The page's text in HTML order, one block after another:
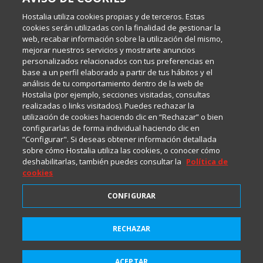
para mantenerte a la última
Internet y Tecnología.
Política de privacidad
Política de cookies
Aviso legal
2001-2026 © Copyright
Todos los Derechos Reservados
Hostalia utiliza cookies propias y de terceros. Estas
cookies serán utilizadas con la finalidad de gestionar la
web, recabar información sobre la utilización del mismo,
mejorar nuestros servicios y mostrarte anuncios
personalizados relacionados con tus preferencias en
base a un perfil elaborado a partir de tus hábitos y el
análisis de tu comportamiento dentro de la web de
Hostalia (por ejemplo, secciones visitadas, consultas
realizadas o links visitados). Puedes rechazar la
utilización de cookies haciendo clic en “Rechazar” o bien
configurarlas de forma individual haciendo clic en
“Configurar". Si deseas obtener información detallada
sobre cómo Hostalia utiliza las cookies, o conocer cómo
deshabilitarlas, también puedes consultar la Política de
cookies
CONFIGURAR
RECHAZAR